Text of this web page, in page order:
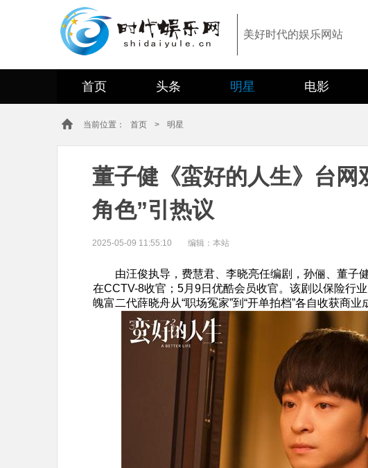
美好时代的娱乐网站
首页 头条 明星 电影
当前位置： 首页 > 明星
董子健《蛮好的人生》台网
角色”引热议
2025-05-09 11:55:10 编辑： 本站
由汪俊执导，费慧君、李晓亮任编剧，孙俪、董子
在CCTV-8收官；5月9日优酷会员收官。该剧以保险行
魄富二代薛晓舟从“职场冤家”到“开单拍档”各自收获商业